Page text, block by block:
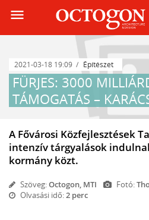
menu
2021-03-18 19:09 Építészet
FÜRJES: 3000
TÁMOGATÁS –
A Fővárosi Közfejlesztések
intenzív tárgyalások
kormány közt.
Szöveg:Octogon, MTI Fotó:
Olvasási idő:2 perc